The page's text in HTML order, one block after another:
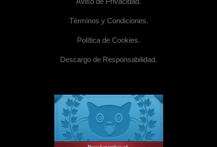
Términos y Condiciones.
Política de Cookies.
Descargo de Responsabilidad.